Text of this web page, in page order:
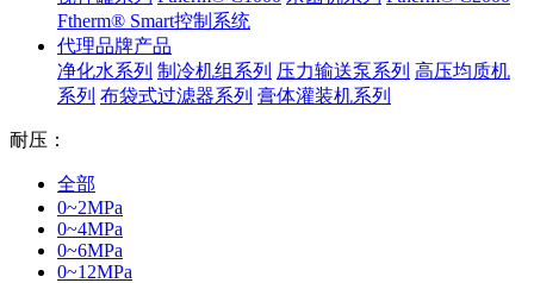
Ftherm® Smart控制系统
代理品牌产品
净化水系列 制冷机组系列 压力输送泵系列 高压均质机
系列 布袋式过滤器系列 膏体灌装机系列
耐压：
全部
0~2MPa
0~4MPa
0~6MPa
0~12MPa